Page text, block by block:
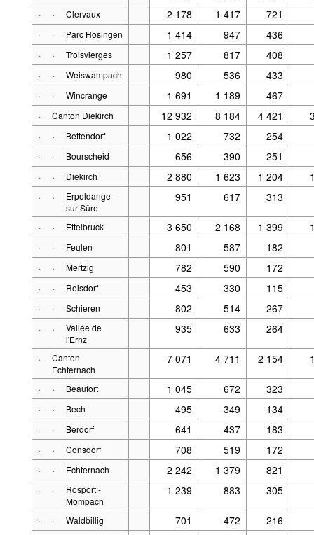
· · Clervaux 2 178 1 417
721
· · Parc Hosingen 1 414 947
436
· · Troisvierges 1 257 817
408
· · Weiswampach 980 536
433
· · Wincrange 1 691 1 189
467
·
Canton Diekirch 12 932 8 184 4 421
· · Bettendorf 1 022 732
254
· · Bourscheid 656 390
251
· · Diekirch 2 880 1 623 1 204
· ·
Erpeldange-
sur-Sûre
951 617 313
· · Ettelbruck 3 650 2 168 1 399
· · Feulen 801 587
182
· · Mertzig 782 590
172
· · Reisdorf 453 330
115
· · Schieren 802 514
267
· ·
Vallée de
l'Ernz
935 633 264
·
Canton
Echternach
7 071 4 711 2 154
· · Beaufort 1 045 672
323
· · Bech 495 349
134
· · Berdorf 641 437
183
· · Consdorf 708 519
172
· · Echternach 2 242 1 379
821
· ·
Rosport -
Mompach
1 239 883 305
· · Waldbillig 701 472
216